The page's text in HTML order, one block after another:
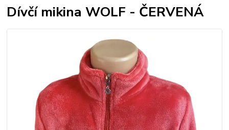
Dívčí mikina WOLF - ČERVENÁ